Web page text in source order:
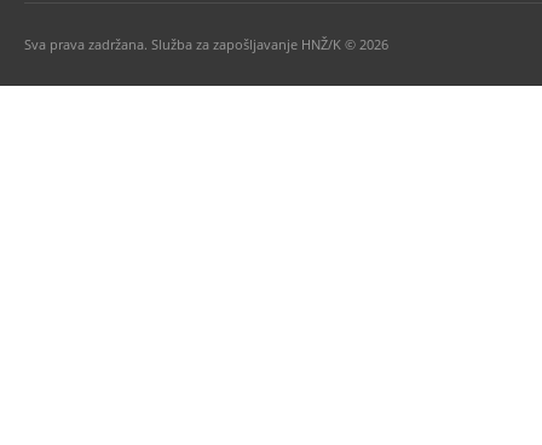
Sva prava zadržana. Služba za zapošljavanje HNŽ/K © 2026